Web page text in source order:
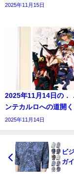
2025年11月15日
2025年11月14日の
ンテカルロへの道開く
2025年11月14日
ビ
ガ